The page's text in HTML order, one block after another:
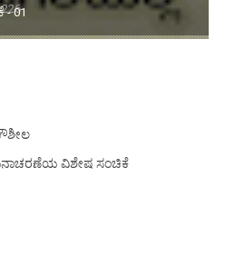
01
ದಿನಾಚರಣೆಯ ವಿಶೇಷ ಸಂಚಿಕೆ